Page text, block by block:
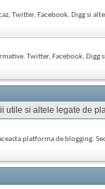
Twitter, Facebook, Digg si
Twitter, Facebook, Digg
utile si altele legate de
platforma de blogging.